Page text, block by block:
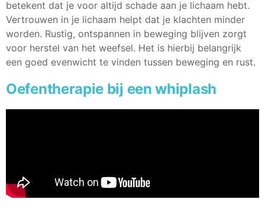
betekent dat je voor altijd schade aan je lichaam hebt.
Vertrouwen in je lichaam helpt dat je klachten minder
worden. Rustig, ontspannen in beweging blijven zorgt
voor herstel van het weefsel. Het is hierbij belangrijk
een goed evenwicht te vinden tussen beweging en rust.
Oefentherapie bij een whiplash